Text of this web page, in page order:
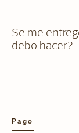
Se me
debo hacer?
Pago